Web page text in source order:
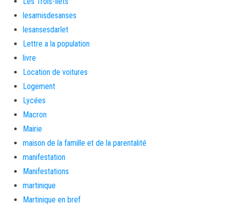
lesamisdesanses
lesansesdarlet
Lettre a la population
livre
Location de voitures
Logement
Lycées
Macron
Mairie
maison de la famille et de la parentalité
manifestation
Manifestations
martinique
Martinique en bref